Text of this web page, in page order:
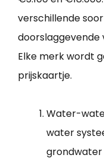
verschillende
doorslaggevende
Elke merk wordt
prijskaartje.
Water-
water
grondwater